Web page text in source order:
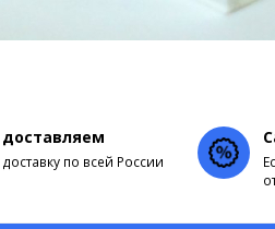
по всей России